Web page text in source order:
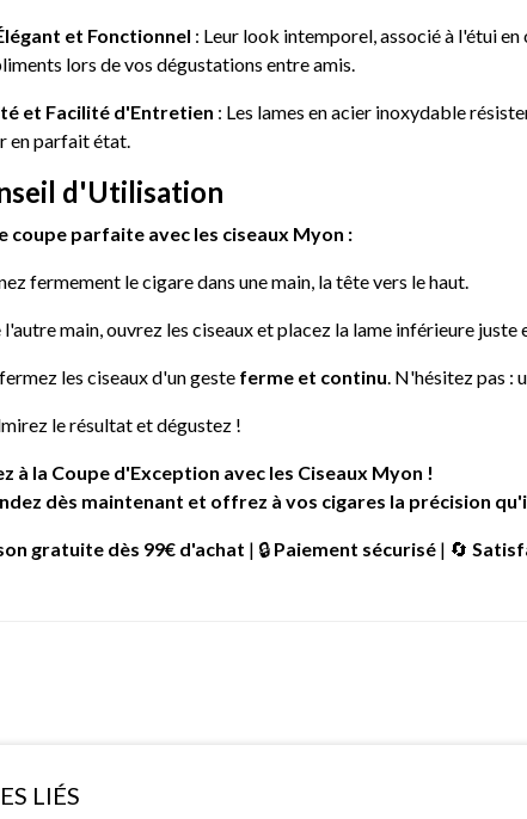
et Fonctionnel : Leur look intemporel, associé à l'étui
lors de vos dégustations entre amis.
et Facilité d'Entretien : Les lames en acier inoxydable
en parfait état.
d'Utilisation
coupe parfaite avec les ciseaux Myon :
fermement le cigare dans une main, la tête vers le haut.
l'autre main, ouvrez les ciseaux et placez la lame inférieure
les ciseaux d'un geste ferme et continu. N'hésitez pas :
le résultat et dégustez !
à la Coupe d'Exception avec les Ciseaux Myon !
dès maintenant et offrez à vos cigares la précision
gratuite dès 99€ d'achat | 🔒 Paiement sécurisé | 🔄
LIÉS